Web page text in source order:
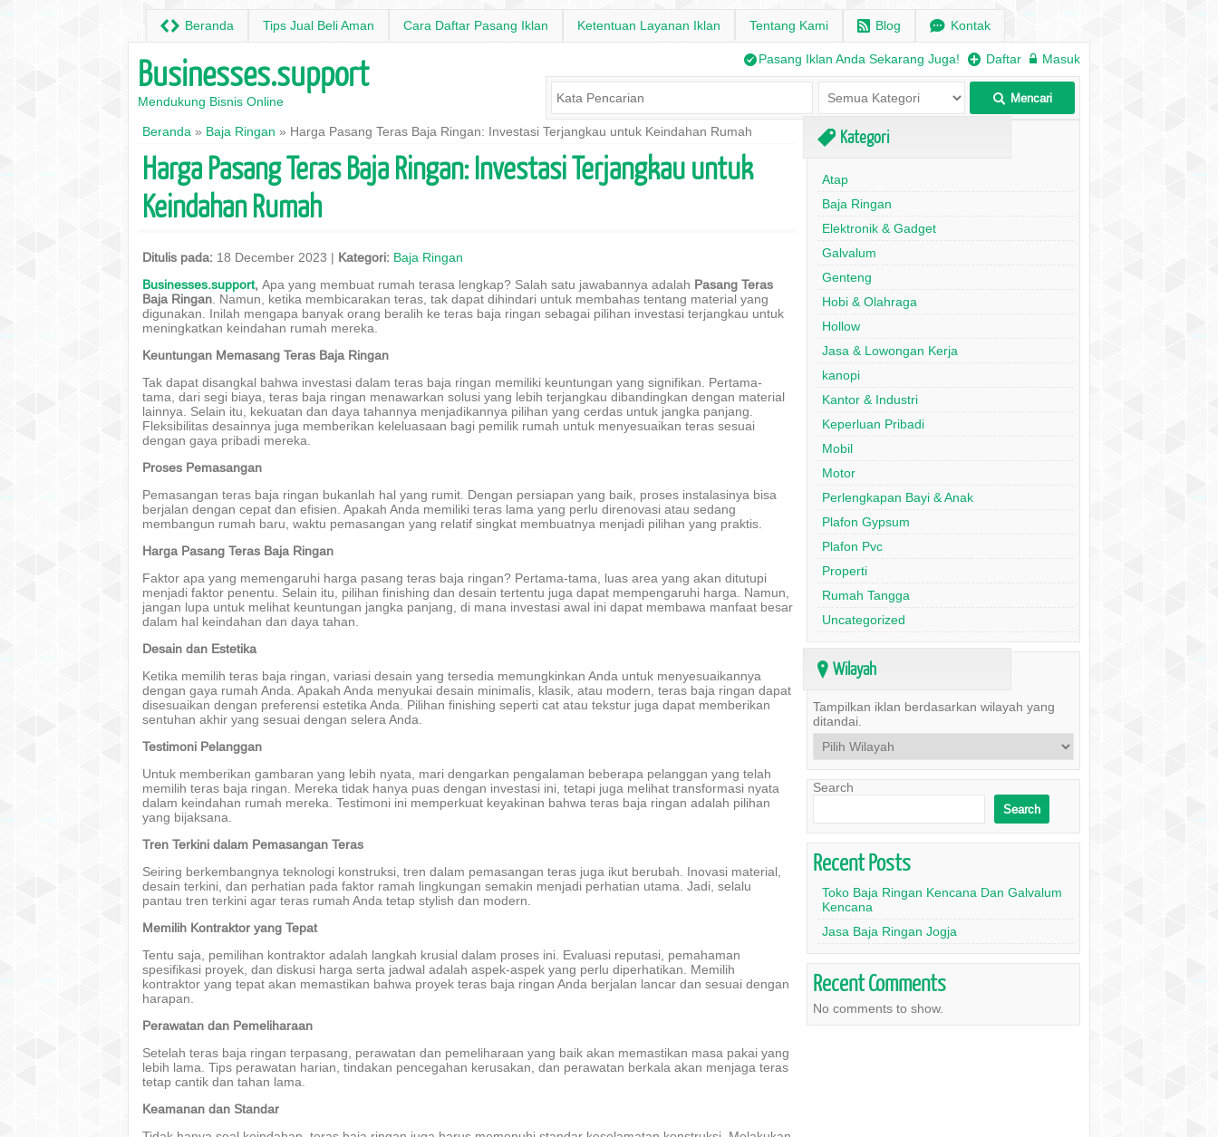
H Beranda Tips Jual Beli Aman Cara Daftar Pasang Iklan Ketentuan Layanan Iklan Tentang Kami r Blog e Kontak
Businesses.support
Mendukung Bisnis Online
/Pasang Iklan Anda Sekarang Juga! + Daftar w Masuk
L Mencari
Beranda » Baja Ringan » Harga Pasang Teras Baja Ringan: Investasi Terjangkau untuk Keindahan Rumah
Harga Pasang Teras Baja Ringan: Investasi Terjangkau untuk
Keindahan Rumah
Ditulis pada: 18 December 2023 | Kategori: Baja Ringan
Businesses.support, Apa yang membuat rumah terasa lengkap? Salah satu jawabannya adalah Pasang Teras
Baja Ringan . Namun, ketika membicarakan teras, tak dapat dihindari untuk membahas tentang material yang
digunakan. Inilah mengapa banyak orang beralih ke teras baja ringan sebagai pilihan investasi terjangkau untuk
meningkatkan keindahan rumah mereka.
Keuntungan Memasang Teras Baja Ringan
Tak dapat disangkal bahwa investasi dalam teras baja ringan memiliki keuntungan yang signifikan. Pertama-
tama, dari segi biaya, teras baja ringan menawarkan solusi yang lebih terjangkau dibandingkan dengan material
lainnya. Selain itu, kekuatan dan daya tahannya menjadikannya pilihan yang cerdas untuk jangka panjang.
Fleksibilitas desainnya juga memberikan keleluasaan bagi pemilik rumah untuk menyesuaikan teras sesuai
dengan gaya pribadi mereka.
Proses Pemasangan
Pemasangan teras baja ringan bukanlah hal yang rumit. Dengan persiapan yang baik, proses instalasinya bisa
berjalan dengan cepat dan efisien. Apakah Anda memiliki teras lama yang perlu direnovasi atau sedang
membangun rumah baru, waktu pemasangan yang relatif singkat membuatnya menjadi pilihan yang praktis.
Harga Pasang Teras Baja Ringan
Faktor apa yang memengaruhi harga pasang teras baja ringan? Pertama-tama, luas area yang akan ditutupi
menjadi faktor penentu. Selain itu, pilihan finishing dan desain tertentu juga dapat mempengaruhi harga. Namun,
jangan lupa untuk melihat keuntungan jangka panjang, di mana investasi awal ini dapat membawa manfaat besar
dalam hal keindahan dan daya tahan.
Desain dan Estetika
Ketika memilih teras baja ringan, variasi desain yang tersedia memungkinkan Anda untuk menyesuaikannya
dengan gaya rumah Anda. Apakah Anda menyukai desain minimalis, klasik, atau modern, teras baja ringan dapat
disesuaikan dengan preferensi estetika Anda. Pilihan finishing seperti cat atau tekstur juga dapat memberikan
sentuhan akhir yang sesuai dengan selera Anda.
Testimoni Pelanggan
Untuk memberikan gambaran yang lebih nyata, mari dengarkan pengalaman beberapa pelanggan yang telah
memilih teras baja ringan. Mereka tidak hanya puas dengan investasi ini, tetapi juga melihat transformasi nyata
dalam keindahan rumah mereka. Testimoni ini memperkuat keyakinan bahwa teras baja ringan adalah pilihan
yang bijaksana.
Tren Terkini dalam Pemasangan Teras
Seiring berkembangnya teknologi konstruksi, tren dalam pemasangan teras juga ikut berubah. Inovasi material,
desain terkini, dan perhatian pada faktor ramah lingkungan semakin menjadi perhatian utama. Jadi, selalu
pantau tren terkini agar teras rumah Anda tetap stylish dan modern.
Memilih Kontraktor yang Tepat
Tentu saja, pemilihan kontraktor adalah langkah krusial dalam proses ini. Evaluasi reputasi, pemahaman
spesifikasi proyek, dan diskusi harga serta jadwal adalah aspek-aspek yang perlu diperhatikan. Memilih
kontraktor yang tepat akan memastikan bahwa proyek teras baja ringan Anda berjalan lancar dan sesuai dengan
harapan.
Perawatan dan Pemeliharaan
Setelah teras baja ringan terpasang, perawatan dan pemeliharaan yang baik akan memastikan masa pakai yang
lebih lama. Tips perawatan harian, tindakan pencegahan kerusakan, dan perawatan berkala akan menjaga teras
tetap cantik dan tahan lama.
Keamanan dan Standar
, Kategori
Atap
Baja Ringan
Elektronik & Gadget
Galvalum
Genteng
Hobi & Olahraga
Hollow
Jasa & Lowongan Kerja
kanopi
Kantor & Industri
Keperluan Pribadi
Mobil
Motor
Perlengkapan Bayi & Anak
Plafon Gypsum
Plafon Pvc
Properti
Rumah Tangga
Uncategorized
? Wilayah
Tampilkan iklan berdasarkan wilayah yang
ditandai.
Search
Search
Recent Posts
Toko Baja Ringan Kencana Dan Galvalum
Kencana
Jasa Baja Ringan Jogja
Recent Comments
No comments to show.